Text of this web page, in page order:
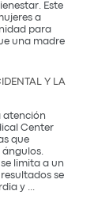
Este
a
para
una madre
Y LA
atención
Center
que
limita a un
se
y